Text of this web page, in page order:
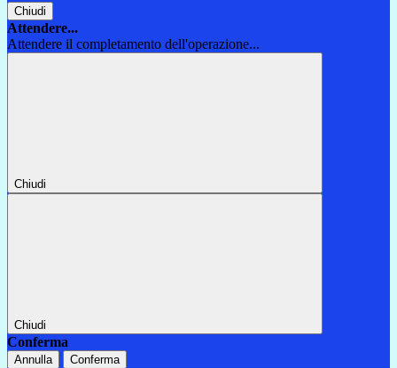
Chiudi
Attendere...
Attendere il completamento dell'operazione...
Chiudi
Chiudi
Conferma
Annulla Conferma